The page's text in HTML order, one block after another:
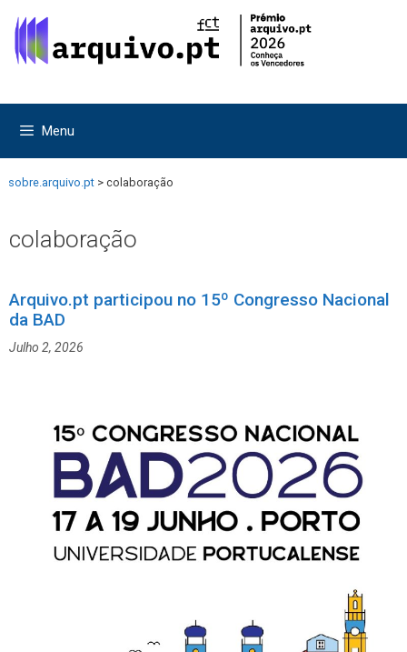
para
para
Menu
sobre.arquivo.pt > colaboração
colaboração
Arquivo.pt participou no 15º Congresso Nacional
da BAD
Julho 2, 2026